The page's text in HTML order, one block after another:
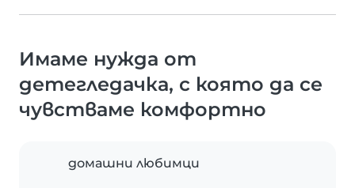
Имаме нужда от
детегледачка, с която да се
чувстваме комфортно
домашни любимци